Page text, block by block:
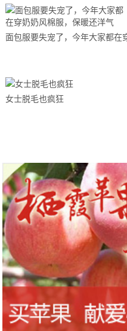
面包服要失宠了，今年大家都在
女士脱毛也疯狂